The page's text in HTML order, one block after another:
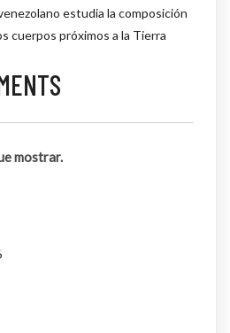
estudia la composición
cuerpos próximos a la Tierra
mostrar.